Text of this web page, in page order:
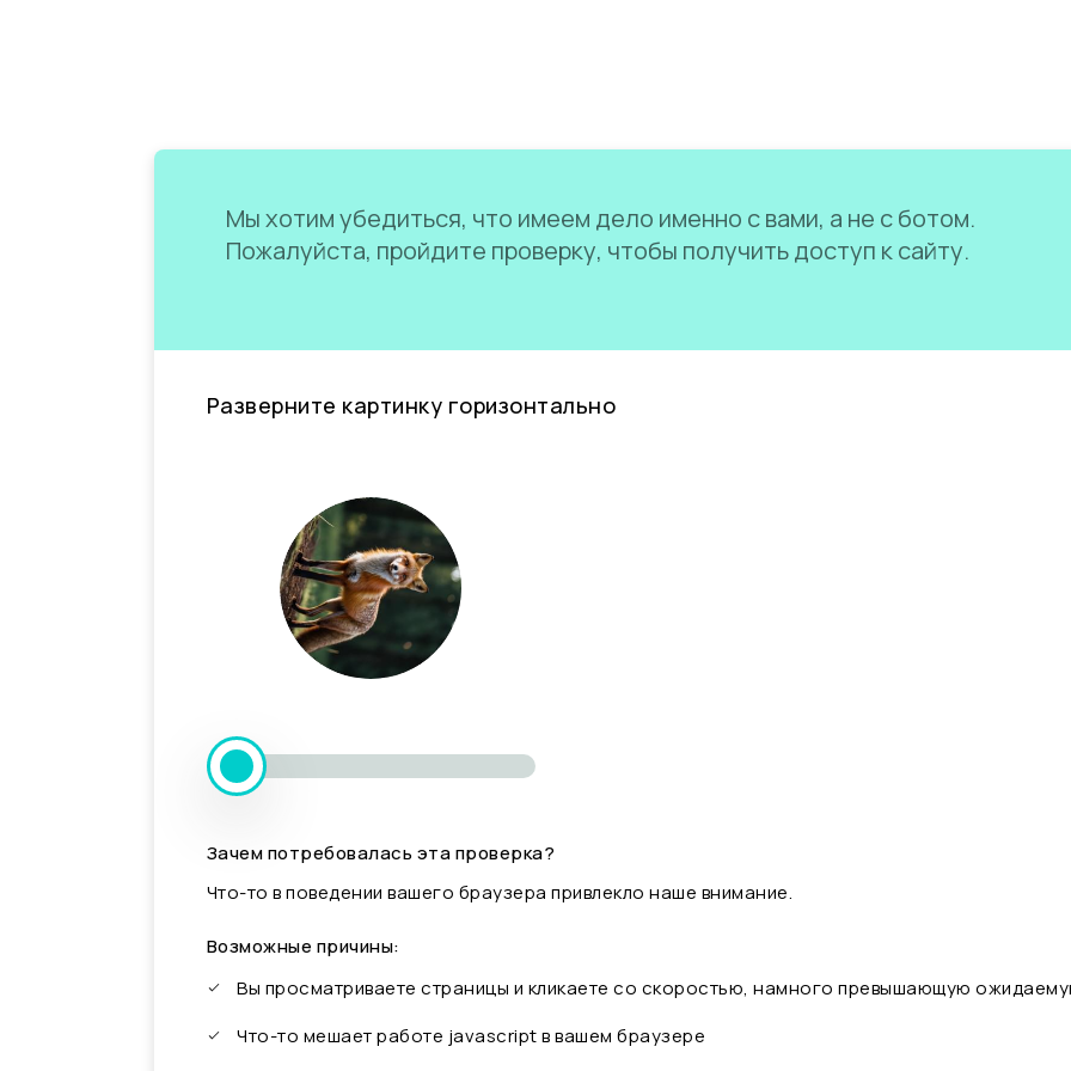
Мы хотим убедиться, что имеем дело именно с вами, а не с ботом.
Пожалуйста, пройдите проверку, чтобы получить доступ к сайту.
Разверните картинку горизонтально
Зачем потребовалась эта проверка?
Что-то в поведении вашего браузера привлекло наше внимание.
Возможные причины:
Вы просматриваете страницы и кликаете со скоростью, намного превышающую
Что-то мешает работе javascript в вашем браузере